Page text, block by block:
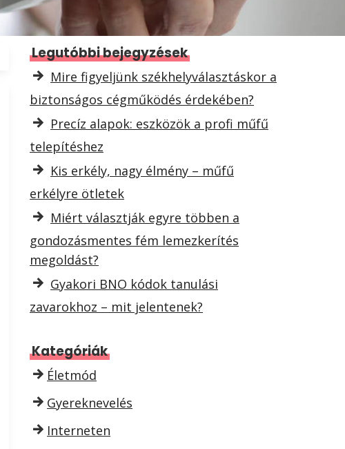
Legutóbbi bejegyzések
Mire figyeljünk székhelyválasztáskor a
biztonságos cégműködés érdekében?
Precíz alapok: eszközök a profi műfű
telepítéshez
Kis erkély, nagy élmény – műfű
erkélyre ötletek
Miért választják egyre többen a
gondozásmentes fém lemezkerítés
megoldást?
Gyakori BNO kódok tanulási
zavarokhoz – mit jelentenek?
Kategóriák
Életmód
Gyereknevelés
Interneten